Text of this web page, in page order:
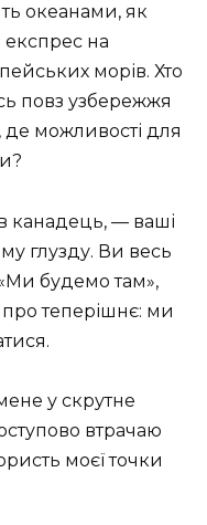
океанами, як
експрес на
морів. Хто
повз узбережжя
де можливості для
канадець, — ваші
глузду. Ви весь
будемо там»,
теперішнє: ми
у скрутне
втрачаю
моєї точки